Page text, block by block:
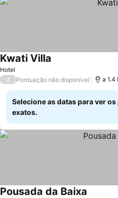
Hotel
Kwati Villa
/ Pontuação não disponível a 1.4
Selecione as datas para ver
exatos.
Pousada da Baixa